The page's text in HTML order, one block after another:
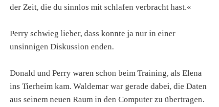
der Zeit, die du sinnlos mit schlafen verbracht hast.«
Perry schwieg lieber, dass konnte ja nur in einer
unsinnigen Diskussion enden.
Donald und Perry waren schon beim Training, als Elena
ins Tierheim kam. Waldemar war gerade dabei, die Daten
aus seinem neuen Raum in den Computer zu übertragen.